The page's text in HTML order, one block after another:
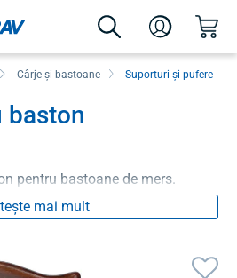
Cârje și bastoane Suporturi și pufere
baston
pentru bastoane de mers.
mai mult